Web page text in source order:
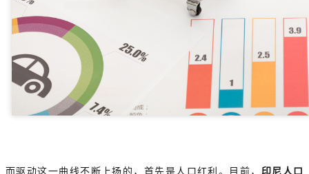
而驱动这一曲线不断上扬的，首先是人口红利。目前， 印尼人口